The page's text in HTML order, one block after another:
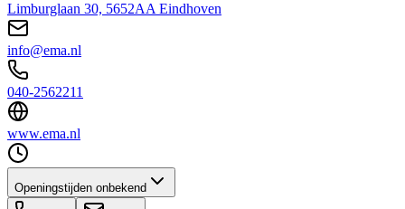
Limburglaan 30, 5652AA Eindhoven
info@ema.nl
040-2562211
www.ema.nl
Openingstijden onbekend